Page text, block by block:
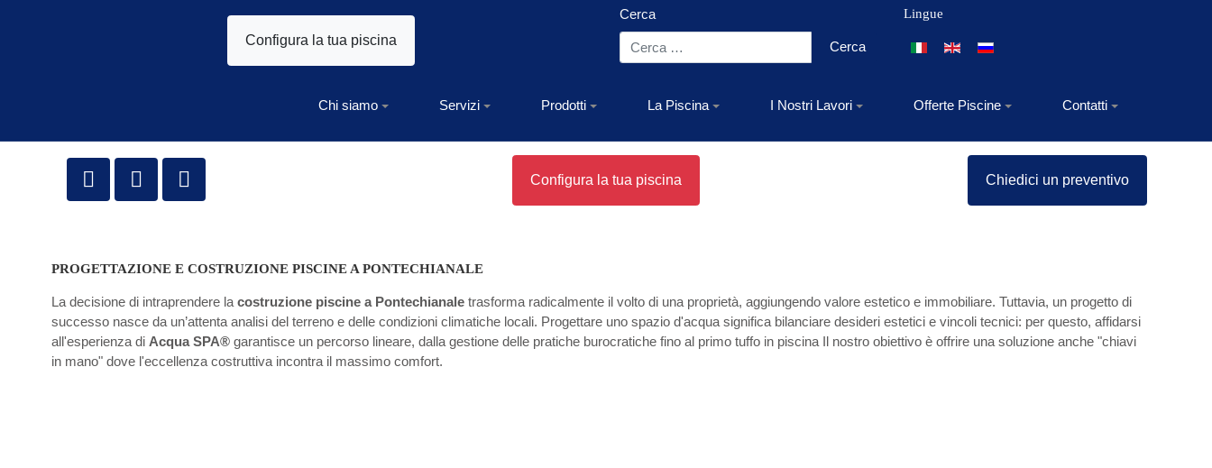
Configura la tua piscina
Cerca
Cerca
Lingue
Seleziona la tua lingua
Chi siamo Servizi Prodotti La Piscina I Nostri Lavori Offerte Piscine Contatti
Configura la tua piscina Chiedici un preventivo
PROGETTAZIONE E COSTRUZIONE PISCINE A PONTECHIANALE
La decisione di intraprendere la costruzione piscine a Pontechianale trasforma radicalmente il volto di una proprietà, aggiungendo valore estetico e immobiliare. Tuttavia, un progetto di
successo nasce da un’attenta analisi del terreno e delle condizioni climatiche locali. Progettare uno spazio d'acqua significa bilanciare desideri estetici e vincoli tecnici: per questo, affidarsi
all'esperienza di Acqua SPA® garantisce un percorso lineare, dalla gestione delle pratiche burocratiche fino al primo tuffo in piscina Il nostro obiettivo è offrire una soluzione anche "chiavi
in mano" dove l'eccellenza costruttiva incontra il massimo comfort.